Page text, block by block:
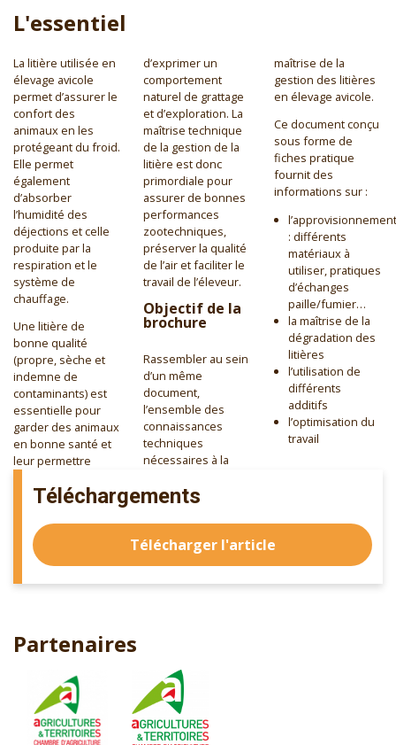
Téléchargements
Télécharger l'article
L'essentiel
La litière utilisée en
élevage avicole
permet d’assurer le
confort des
animaux en les
protégeant du froid.
Elle permet
également
d’absorber
l’humidité des
déjections et celle
produite par la
respiration et le
système de
chauffage.
Une litière de
bonne qualité
(propre, sèche et
indemne de
contaminants) est
essentielle pour
garder des animaux
en bonne santé et
leur permettre
d’exprimer un
comportement
naturel de grattage
et d’exploration. La
maîtrise technique
de la gestion de la
litière est donc
primordiale pour
assurer de bonnes
performances
zootechniques,
préserver la qualité
de l’air et faciliter le
travail de l’éleveur.
Objectif de la
brochure
Rassembler au sein
d’un même
document,
l’ensemble des
connaissances
techniques
nécessaires à la
maîtrise de la
gestion des litières
en élevage avicole.
Ce document conçu
sous forme de
fiches pratique
fournit des
informations sur :
l’approvisionnement
: différents
matériaux à
utiliser, pratiques
d’échanges
paille/fumier…
la maîtrise de la
dégradation des
litières
l’utilisation de
différents
additifs
l’optimisation du
travail
Partenaires